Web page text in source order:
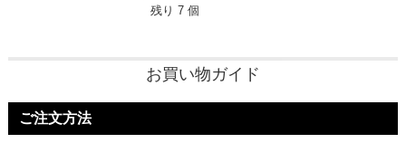
残り 7 個
お買い物ガイド
ご注文方法